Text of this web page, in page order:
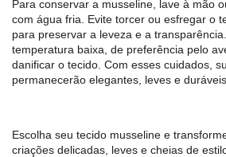
Para conservar a musseline, lave à mão
com água fria. Evite torcer ou esfregar o
para preservar a leveza e a
temperatura baixa, de preferência pelo
danificar o tecido. Com esses cuidados,
permanecerão elegantes, leves e
Escolha seu tecido musseline e
criações delicadas, leves e cheias de